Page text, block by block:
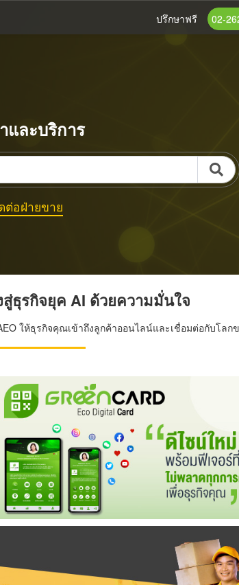
ปรึกษาฟรี 02-
ละบริการ
ต่อฝ่ายขาย
ธุรกิจยุค AI ด้วยความมั่นใจ
ให้ธุรกิจคุณเข้าถึงลูกค้าออนไลน์และเชื่อมต่อกับโล